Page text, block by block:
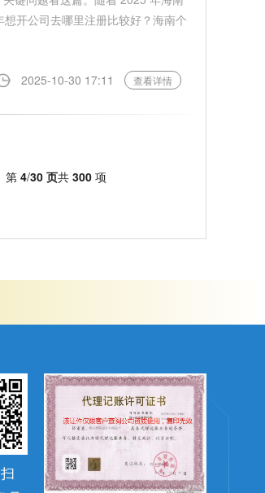
开公司去哪里注册比较好？海南个
2025-10-30 17:11 查看详情
第 4/30 页共 300 项
扫